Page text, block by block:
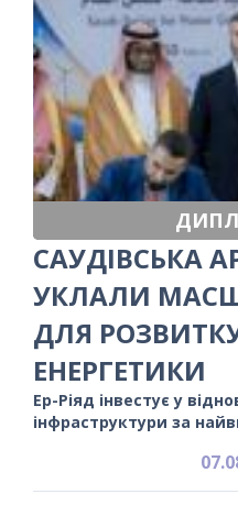
САУДІВСЬКА
УКЛАЛИ
ДЛЯ
ЕНЕРГЕТИКИ
Ер-Ріяд інвестує у
інфраструктури за